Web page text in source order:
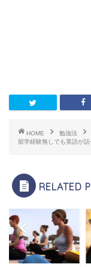
HOME
勉強法
留学経験無しでも英語が
RELATED